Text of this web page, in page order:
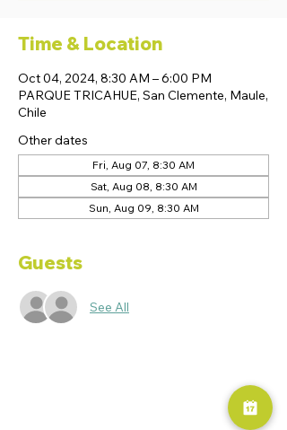
Time & Location
Oct 04, 2024, 8:30 AM – 6:00 PM
PARQUE TRICAHUE, San Clemente, Maule,
Chile
Other dates
Fri, Aug 07, 8:30 AM
Sat, Aug 08, 8:30 AM
Sun, Aug 09, 8:30 AM
Guests
See All